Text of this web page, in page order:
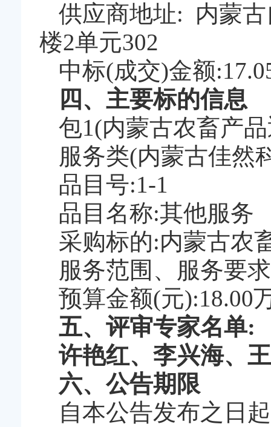
供应商地址: 内蒙
楼2单元302
中标(成交)金额
四、主要标的信息
包1(内蒙古农畜产
服务类(内蒙古佳然
品目号:1-1
品目名称:其他服务
采购标的:内蒙古农
服务范围、服务要
预算金额(元):18.00
五、评审专家名单:
许艳红、李兴海、
六、公告期限
自本公告发布之日